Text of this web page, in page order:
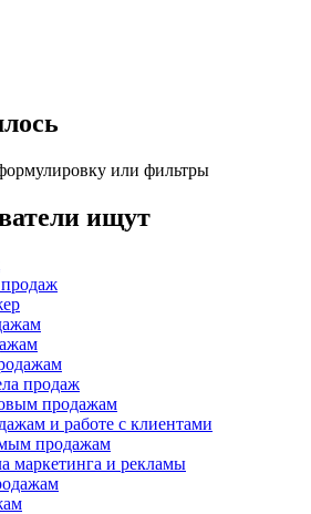
или фильтры
ищут
продаж
продаж
продажам
и работе с клиентами
продажам
маркетинга и рекламы